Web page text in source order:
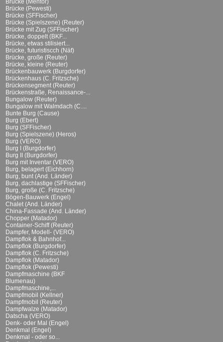
Brücke (Mentor)
Brücke (Pewesti)
Brücke (SFFischer)
Brücke (Spielszene) (Reuter)
Brücke mit Zug (SFFischer)
Brücke, doppelt (BKF...
Brücke, etwas stilisiert...
Brücke, futuristiscch (Näf)
Brücke, große (Reuter)
Brücke, kleine (Reuter)
Brückenbauwerk (Burgdorfer)
Brückenhaus (C. Fritzsche)
Brückensegment (Reuter)
Brückenstraße, Renaissance-...
Bungalow (Reuter)
Bungalow mit Walmdach (C....
Bunte Burg (Cause)
Burg (Ebert)
Burg (SFFischer)
Burg (Spielszene) (Heros)
Burg (VERO)
Burg I (Burgdorfer)
Burg II (Burgdorfer)
Burg mit Inventar (VERO)
Burg, belagert (Eichhorn)
Burg, bunt (And. Länder)
Burg, dachlastige (SFFischer)
Burg, große (C. Fritzsche)
Bögen-Bauwerk (Engel)
Chalet (And. Länder)
China-Fassade (And. Länder)
Chopper (Matador)
Container-Schiff (Reuter)
Dampfer, Modell- (VERO)
Dampflok & Bahnhof...
Dampflok (Burgdorfer)
Dampflok (C. Fritzsche)
Dampflok (Matador)
Dampflok (Pewesti)
Dampfmaschine (BKF
Blumenau)
Dampfmaschine,...
Dampfmobil (Kellner)
Dampfmobil (Reuter)
Dampfwalze (Matador)
Datscha (VERO)
Denk- oder Mal (Engel)
Denkmal (Engel)
Denkmal - oder so...